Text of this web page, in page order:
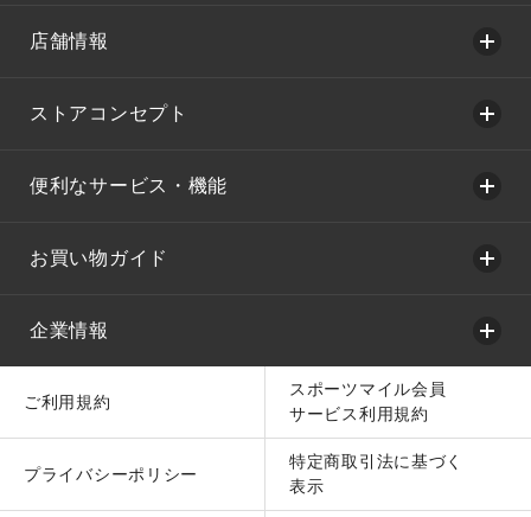
店舗情報
ストアコンセプト
便利なサービス・機能
お買い物ガイド
企業情報
ご利用規約
スポーツマイル会員
サービス利用規約
プライバシーポリシー
特定商取引法に基づく
表示